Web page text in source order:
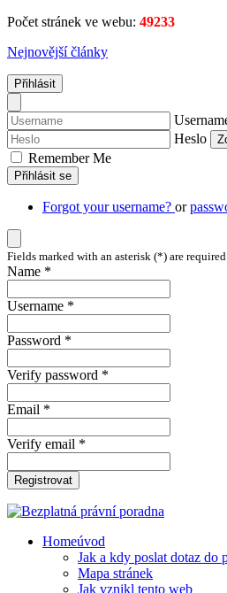
Počet stránek ve webu: 49233
Nejnovější články
Přihlásit
Heslo
Remember Me
Přihlásit se
Forgot your username? or
Fields marked with an asterisk (*) are
Name *
Username *
Password *
Verify password *
Email *
Verify email *
Registrovat
Homeúvod
Jak a kdy poslat dotaz do
Mapa stránek
Jak vznikl tento web